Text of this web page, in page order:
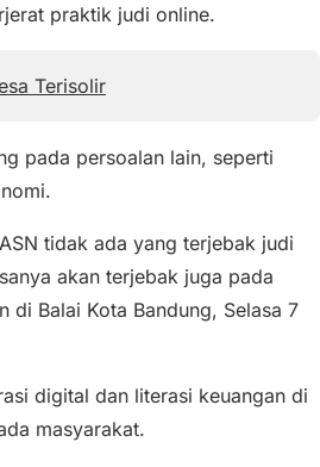
praktik judi online.
Terisolir
pada persoalan lain, seperti
tidak ada yang terjebak judi
akan terjebak juga pada
di Balai Kota Bandung, Selasa 7
digital dan literasi keuangan di
masyarakat.